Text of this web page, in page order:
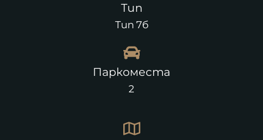
Тип
Тип 7б
Паркоместа
2